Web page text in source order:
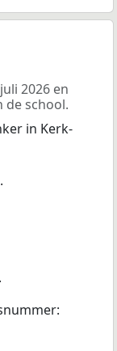
2026 en
de school.
in Kerk-